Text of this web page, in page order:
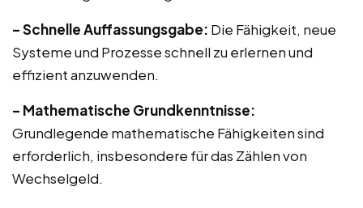
– Schnelle Auffassungsgabe: Die Fähigkeit, neue
Systeme und Prozesse schnell zu erlernen und
effizient anzuwenden.
– Mathematische Grundkenntnisse:
Grundlegende mathematische Fähigkeiten sind
erforderlich, insbesondere für das Zählen von
Wechselgeld.